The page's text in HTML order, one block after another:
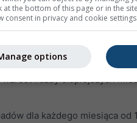
dla każdego
z lat 1980–2010.
liczby cieplejszych
dla każdego miesiąca
at the bottom of this page or in the
consent in privacy and cookie settings.
options